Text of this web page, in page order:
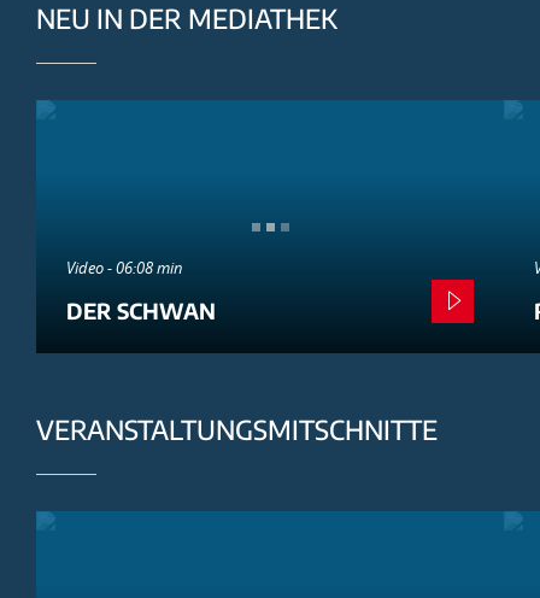
NEU IN DER MEDIATHEK
Video - 06:08 min
DER SCHWAN
VERANSTALTUNGSMITSCHNITTE